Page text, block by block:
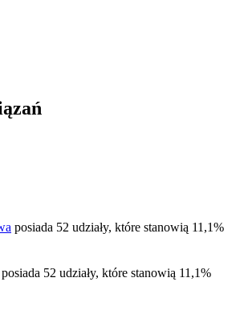
posiada 52 udziały, które stanowią 11,1%
posiada 52 udziały, które stanowią 11,1%